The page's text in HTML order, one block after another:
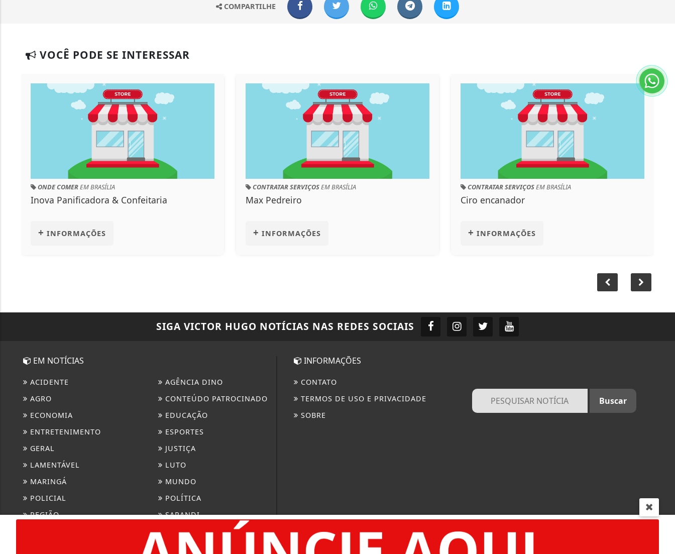
COMPARTILHE
VOCÊ PODE SE INTERESSAR
ONDE COMEREM BRASÍLIA
Inova Panificadora & Confeitaria
+ INFORMAÇÕES
CONTRATAR SERVIÇOSEM BRASÍLIA
Max Pedreiro
+ INFORMAÇÕES
CONTRATAR SERVIÇOSEM BRASÍLIA
Ciro encanador
+ INFORMAÇÕES
SIGA VICTOR HUGO NOTÍCIAS NAS REDES SOCIAIS
EM NOTÍCIAS
ACIDENTE
AGÊNCIA DINO
AGRO
CONTEÚDO PATROCINADO
ECONOMIA
EDUCAÇÃO
ENTRETENIMENTO
ESPORTES
GERAL
JUSTIÇA
LAMENTÁVEL
LUTO
MARINGÁ
MUNDO
POLICIAL
POLÍTICA
REGIÃO
SARANDI
TECNOLOGIA & INOVAÇÃO
URGENTE
INFORMAÇÕES
CONTATO
TERMOS DE USO E PRIVACIDADE
SOBRE